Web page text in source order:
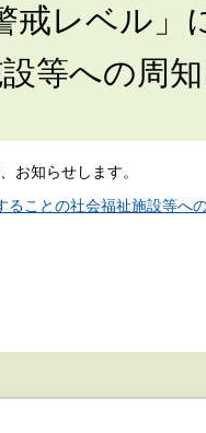
戒レベル」
等への周
お知らせします。
ことの社会福祉施設等へ